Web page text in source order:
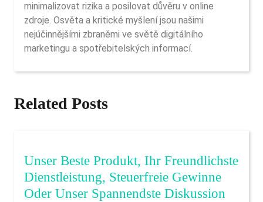
minimalizovat rizika a posilovat důvěru v online
zdroje. Osvěta a kritické myšlení jsou našimi
nejúčinnějšími zbraněmi ve světě digitálního
marketingu a spotřebitelských informací.
Related Posts
Unser Beste Produkt, Ihr Freundlichste
Dienstleistung, Steuerfreie Gewinne
Oder Unser Spannendste Diskussion